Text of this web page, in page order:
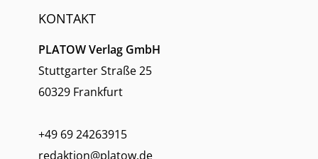
KONTAKT
PLATOW Verlag GmbH
Stuttgarter Straße 25
60329 Frankfurt
+49 69 24263915
redaktion@platow.de